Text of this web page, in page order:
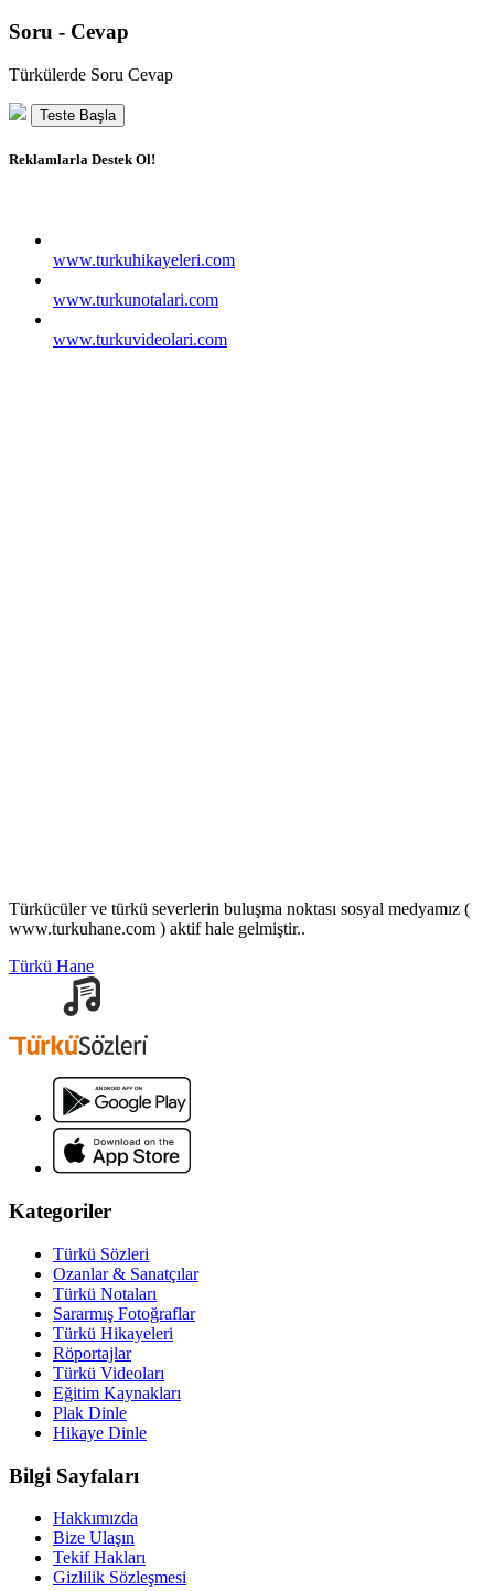
Soru - Cevap
Türkülerde Soru Cevap
Teste Başla
Reklamlarla Destek Ol!
www.turkuhikayeleri.com
www.turkunotalari.com
www.turkuvideolari.com
Türkücüler ve türkü severlerin buluşma noktası sosyal medyamız (
www.turkuhane.com ) aktif hale gelmiştir..
Türkü Hane
Kategoriler
Türkü Sözleri
Ozanlar & Sanatçılar
Türkü Notaları
Sararmış Fotoğraflar
Türkü Hikayeleri
Röportajlar
Türkü Videoları
Eğitim Kaynakları
Plak Dinle
Hikaye Dinle
Bilgi Sayfaları
Hakkımızda
Bize Ulaşın
Tekif Hakları
Gizlilik Sözleşmesi